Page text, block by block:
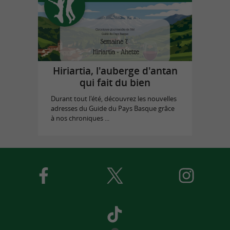
Hiriartia, l'auberge d'antan
qui fait du bien
Durant tout l'été, découvrez les nouvelles
adresses du Guide du Pays Basque grâce
à nos chroniques ...